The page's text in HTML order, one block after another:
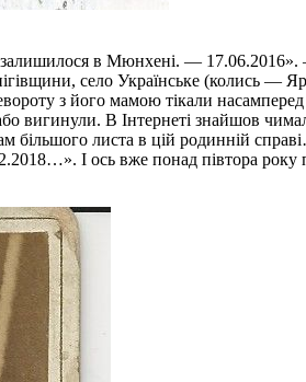
їх залишилося в Мюнхені. —
село Українське (колись —
з його мамою тікали насамперед
вигинули. В Інтернеті знайшов
більшого листа в цій родинній
І ось вже понад півтора року